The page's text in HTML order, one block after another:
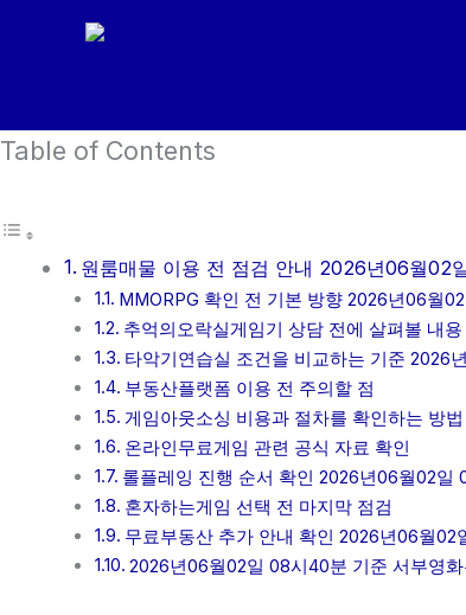
건
뛰
Table of Contents
원룸매물 이용 전 점검 안내 2026년06월02
MMORPG 확인 전 기본 방향 2026년06월
추억의오락실게임기 상담 전에 살펴볼 내용
타악기연습실 조건을 비교하는 기준 2026
부동산플랫폼 이용 전 주의할 점
게임아웃소싱 비용과 절차를 확인하는 방
온라인무료게임 관련 공식 자료 확인
롤플레잉 진행 순서 확인 2026년06월02일
혼자하는게임 선택 전 마지막 점검
무료부동산 추가 안내 확인 2026년06월02
2026년06월02일 08시40분 기준 서부영